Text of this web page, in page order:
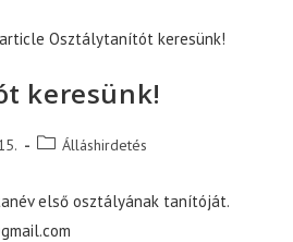
keresünk!
PostÁlláshirdetés
első osztályának tanítóját.